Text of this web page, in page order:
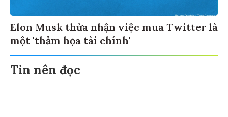
Elon Musk thừa nhận việc mua Twitter là
một 'thảm họa tài chính'
Tin nên đọc